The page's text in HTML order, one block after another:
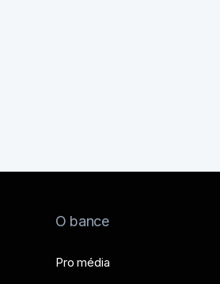
O bance
Pro média